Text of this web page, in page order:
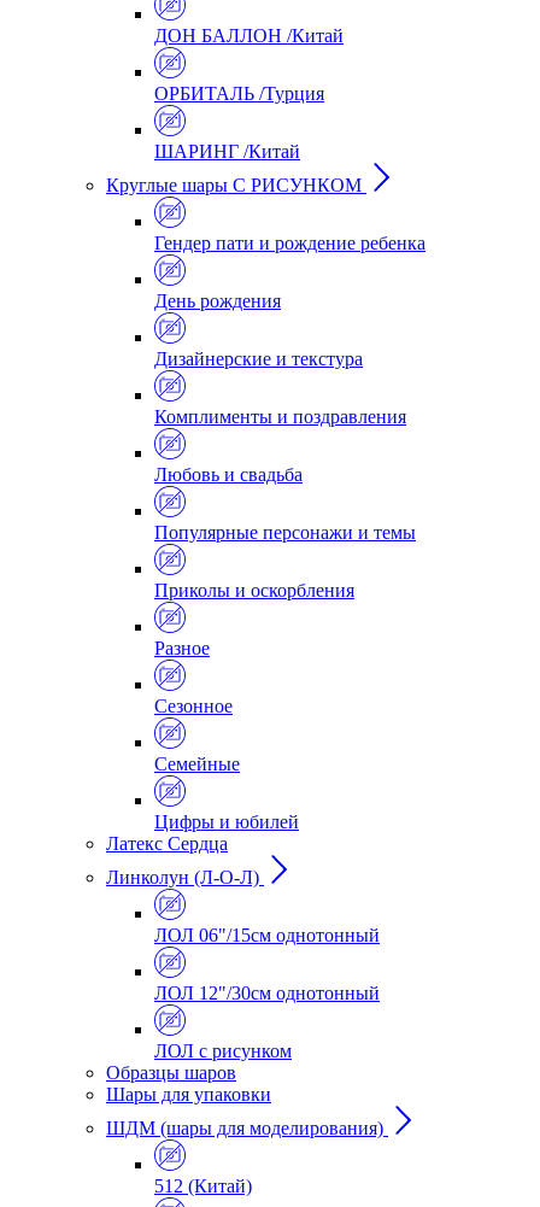
ДОН БАЛЛОН /Китай
ОРБИТАЛЬ /Турция
ШАРИНГ /Китай
Круглые шары С РИСУНКОМ
Гендер пати и рождение ребенка
День рождения
Дизайнерские и текстура
Комплименты и поздравления
Любовь и свадьба
Популярные персонажи и темы
Приколы и оскорбления
Разное
Сезонное
Семейные
Цифры и юбилей
Латекс Сердца
Линколун (Л-О-Л)
ЛОЛ 06"/15см однотонный
ЛОЛ 12"/30см однотонный
ЛОЛ с рисунком
Образцы шаров
Шары для упаковки
ШДМ (шары для моделирования)
512 (Китай)